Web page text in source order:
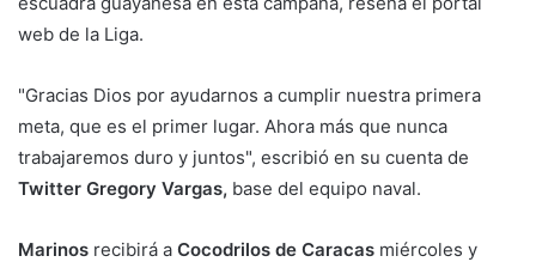
web de la Liga.
"Gracias Dios por ayudarnos a cumplir nuestra primera
meta, que es el primer lugar. Ahora más que nunca
trabajaremos duro y juntos", escribió en su cuenta de
Twitter Gregory Vargas, base del equipo naval.
Marinos recibirá a Cocodrilos de Caracas miércoles y